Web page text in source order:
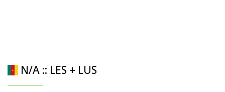
N/A :: LES + LUS